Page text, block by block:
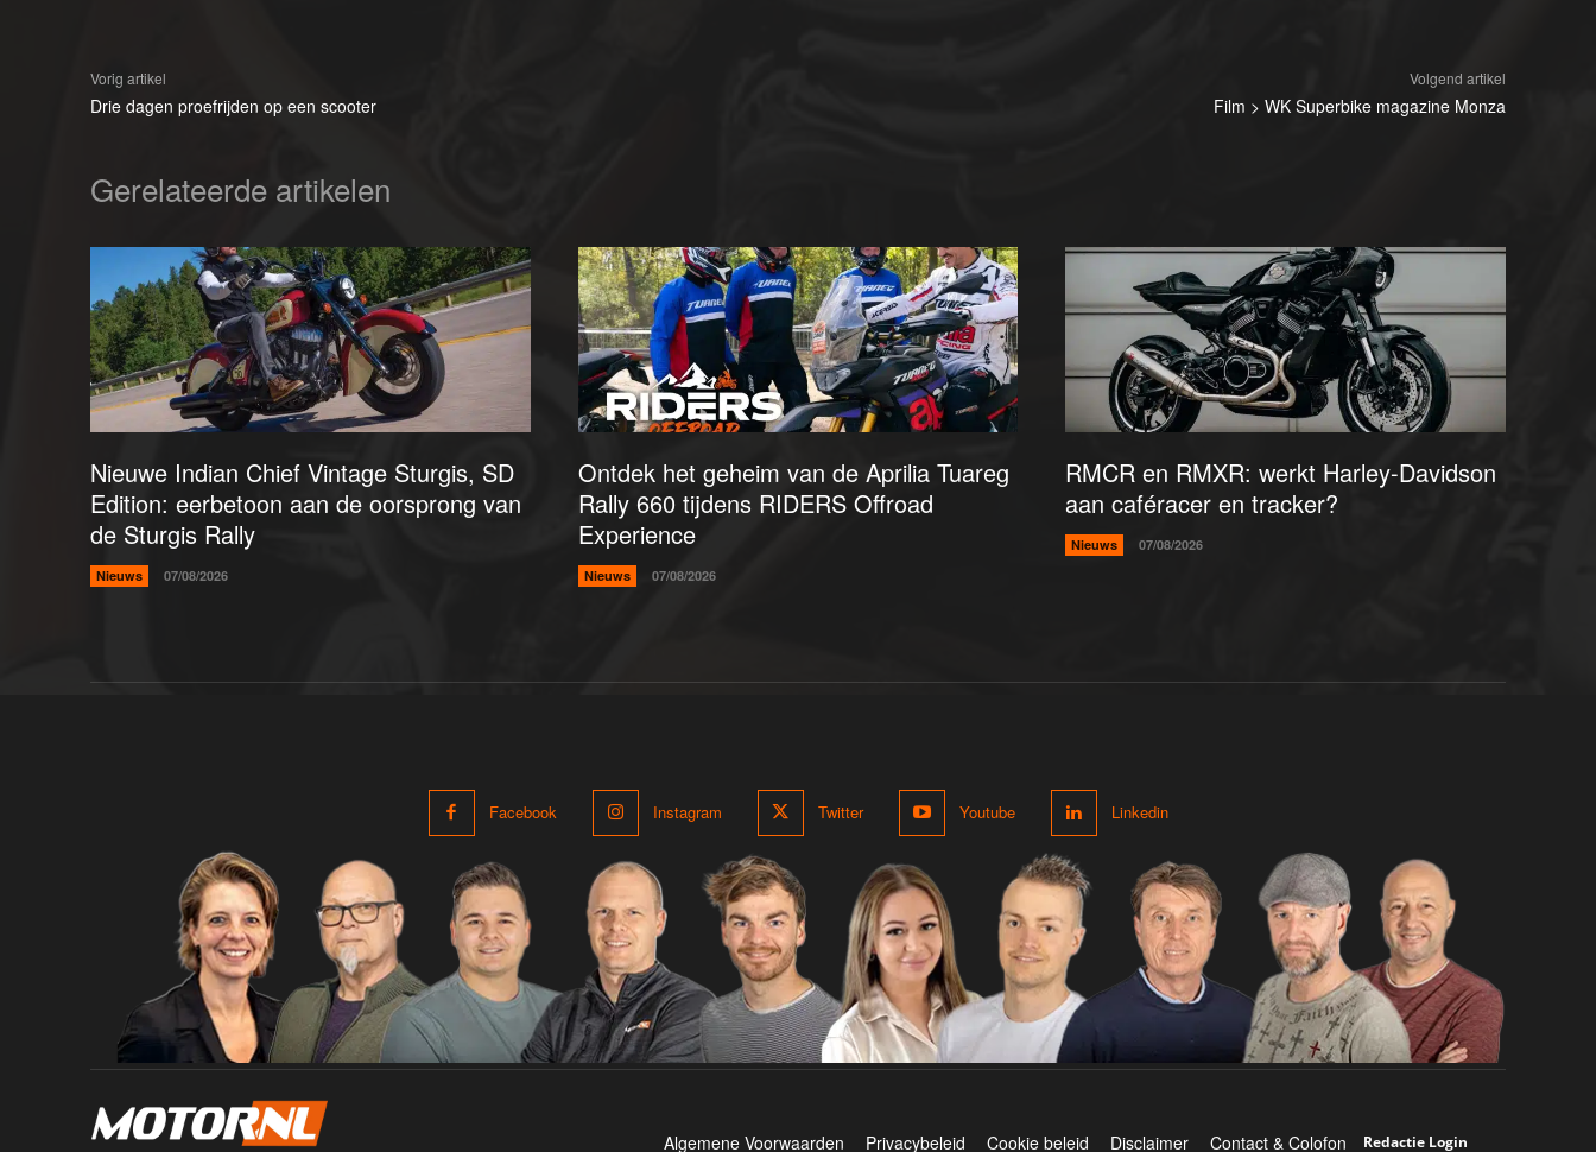
Vorig artikel
Drie dagen proefrijden op een scooter
Volgend artikel
Film > WK Superbike magazine Monza
Gerelateerde artikelen
Nieuwe Indian Chief Vintage Sturgis, SD
Edition: eerbetoon aan de oorsprong van
de Sturgis Rally
Nieuws 07/08/2026
Ontdek het geheim van de Aprilia Tuareg
Rally 660 tijdens RIDERS Offroad
Experience
Nieuws 07/08/2026
RMCR en RMXR: werkt Harley-Davidson
aan caféracer en tracker?
Nieuws 07/08/2026
Facebook Instagram Twitter Youtube Linkedin
Algemene Voorwaarden Privacybeleid Cookie beleid Disclaimer Contact & Colofon Redactie Login